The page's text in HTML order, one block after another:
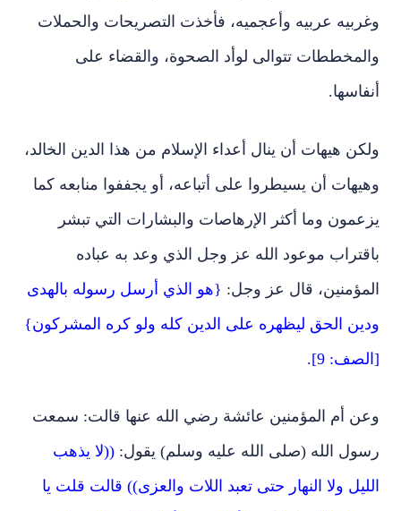
وغربيه عربيه وأعجميه، فأخذت التصريحات والحملات
والمخططات تتوالى لوأد الصحوة، والقضاء على
أنفاسها.
ولكن هيهات أن ينال أعداء الإسلام من هذا الدين الخالد،
وهيهات أن يسيطروا على أتباعه، أو يجففوا منابعه كما
يزعمون وما أكثر الإرهاصات والبشارات التي تبشر
باقتراب موعود الله عز وجل الذي وعد به عباده
المؤمنين، قال عز وجل: {هو الذي أرسل رسوله بالهدى
ودين الحق ليظهره على الدين كله ولو كره المشركون}
[الصف: 9].
وعن أم المؤمنين عائشة رضي الله عنها قالت: سمعت
رسول الله (صلى الله عليه وسلم) يقول: ((لا يذهب
الليل ولا النهار حتى تعبد اللات والعزى)) قالت قلت يا